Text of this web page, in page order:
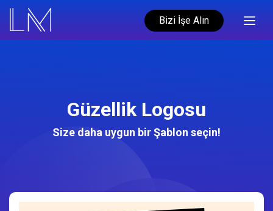
Bizi İşe Alın
Güzellik Logosu
Size daha uygun bir Şablon seçin!